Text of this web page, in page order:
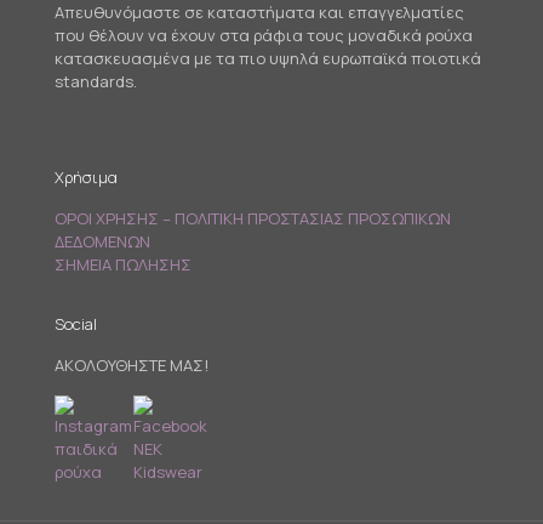
Απευθυνόμαστε σε καταστήματα και επαγγελματίες
που θέλουν να έχουν στα ράφια τους μοναδικά ρούχα
κατασκευασμένα με τα πιο υψηλά ευρωπαϊκά ποιοτικά
standards.
Χρήσιμα
ΟΡΟΙ ΧΡΗΣΗΣ – ΠΟΛΙΤΙΚΗ ΠΡΟΣΤΑΣΙΑΣ ΠΡΟΣΩΠΙΚΩΝ
ΔΕΔΟΜΕΝΩΝ
ΣΗΜΕΙΑ ΠΩΛΗΣΗΣ
Social
ΑΚΟΛΟΥΘΗΣΤΕ ΜΑΣ!